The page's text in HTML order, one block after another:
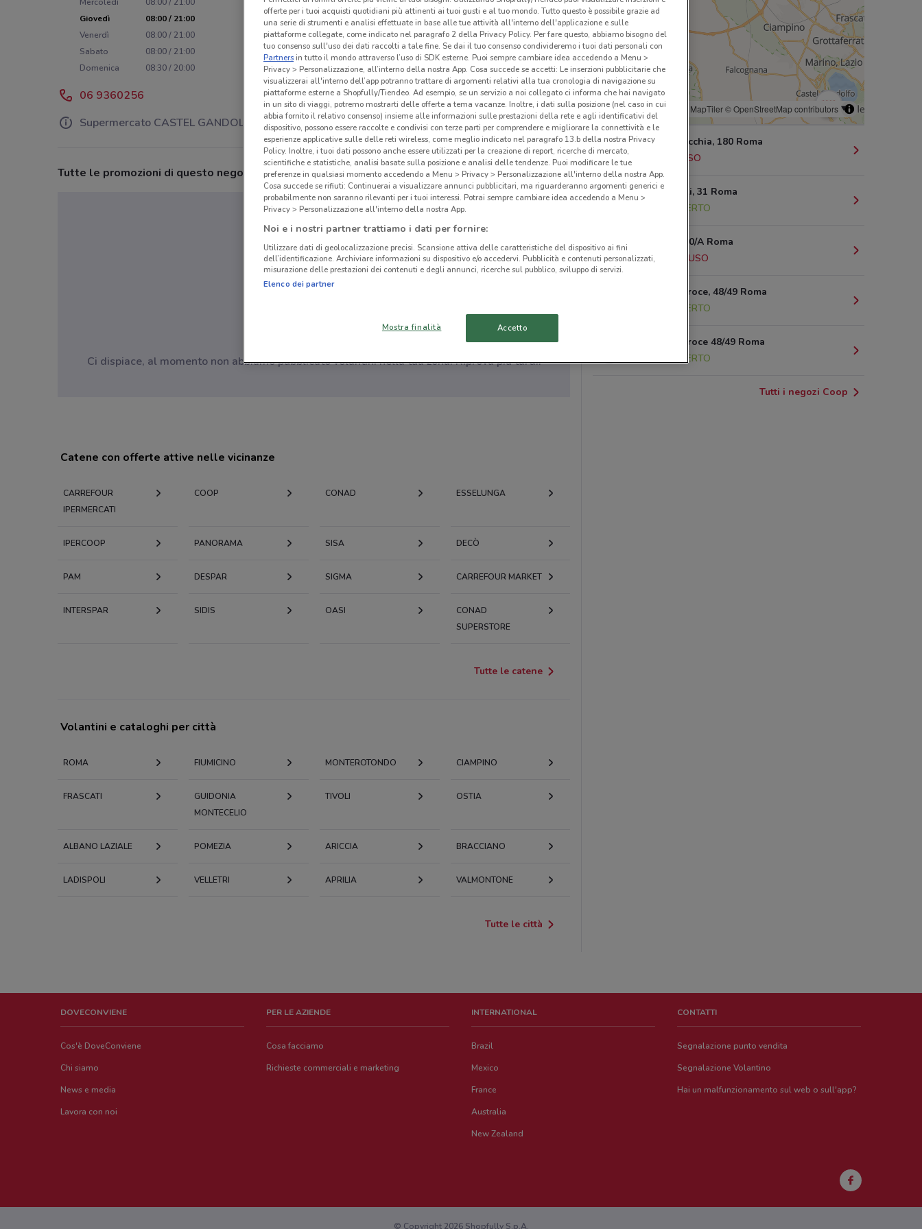
Giovedì
08:00 / 21:00
Venerdì
08:00 / 21:00
Sabato
08:00 / 21:00
Domenica
08:30 / 20:00
06 9360256
Supermercato CASTEL GANDOLFO
Tutte le promozioni di questo negozio
Ci dispiace, al momento non abbiamo pubblicato volantini nella tua zona. Riprova più tardi.
© MapTiler© OpenStreetMap contributors
Via Torrevecchia, 180 Roma
CHIUSO
Viale Parioli, 31 Roma
APERTO
Via Tacito 90/A Roma
3.2 km
CHIUSO
Via Della Croce, 48/49 Roma
APERTO
Via Della Croce 48/49 Roma
APERTO
Tutti i negozi Coop
Catene con offerte attive nelle vicinanze
CARREFOUR
IPERMERCATI
COOP CONAD ESSELUNGA
IPERCOOP PANORAMA SISA DECÒ
PAM DESPAR SIGMA CARREFOUR MARKET
INTERSPAR SIDIS OASI
CONAD
SUPERSTORE
Tutte le catene
Volantini e cataloghi per città
ROMA FIUMICINO MONTEROTONDO CIAMPINO
FRASCATI
GUIDONIA
MONTECELIO
TIVOLI OSTIA
ALBANO LAZIALE POMEZIA ARICCIA BRACCIANO
LADISPOLI VELLETRI APRILIA VALMONTONE
Tutte le città
DOVECONVIENE
Cos'è DoveConviene
Chi siamo
News e media
Lavora con noi
PER LE AZIENDE
Cosa facciamo
Richieste commerciali e marketing
INTERNATIONAL
Brazil
Mexico
France
Australia
New Zealand
CONTATTI
Segnalazione punto vendita
Segnalazione Volantino
Hai un malfunzionamento sul web o sull'app?
© Copyright 2026 Shopfully S.p.A.
offerte per i tuoi acquisti quotidiani più attinenti ai tuoi gusti e al tuo mondo. Tutto questo è possibile grazie ad
una serie di strumenti e analisi effettuate in base alle tue attività all'interno dell'applicazione e sulle
piattaforme collegate, come indicato nel paragrafo 2 della Privacy Policy. Per fare questo, abbiamo bisogno del
tuo consenso sull'uso dei dati raccolti a tale fine. Se dai il tuo consenso condivideremo i tuoi dati personali con
Partnersin tutto il mondo attraverso l’uso di SDK esterne. Puoi sempre cambiare idea accedendo a Menu >
Privacy > Personalizzazione, all’interno della nostra App. Cosa succede se accetti: Le inserzioni pubblicitarie che
visualizzerai all'interno dell’app potranno trattare di argomenti relativi alla tua cronologia di navigazione su
piattaforme esterne a Shopfully/Tiendeo. Ad esempio, se un servizio a noi collegato ci informa che hai navigato
in un sito di viaggi, potremo mostrarti delle offerte a tema vacanze. Inoltre, i dati sulla posizione (nel caso in cui
abbia fornito il relativo consenso) insieme alle informazioni sulle prestazioni della rete e agli identificativi del
dispositivo, possono essere raccolte e condivisi con terze parti per comprendere e migliorare la connettività e le
esperienze applicative sulle delle reti wireless, come meglio indicato nel paragrafo 13.b della nostra Privacy
Policy. Inoltre, i tuoi dati possono anche essere utilizzati per la creazione di report, ricerche di mercato,
scientifiche e statistiche, analisi basate sulla posizione e analisi delle tendenze. Puoi modificare le tue
preferenze in qualsiasi momento accedendo a Menu > Privacy > Personalizzazione all'interno della nostra App.
Cosa succede se rifiuti: Continuerai a visualizzare annunci pubblicitari, ma riguarderanno argomenti generici e
probabilmente non saranno rilevanti per i tuoi interessi. Potrai sempre cambiare idea accedendo a Menu >
Privacy > Personalizzazione all'interno della nostra App.
Noi e i nostri partner trattiamo i dati per fornire:
Utilizzare dati di geolocalizzazione precisi. Scansione attiva delle caratteristiche del dispositivo ai fini
dell’identificazione. Archiviare informazioni su dispositivo e/o accedervi. Pubblicità e contenuti personalizzati,
misurazione delle prestazioni dei contenuti e degli annunci, ricerche sul pubblico, sviluppo di servizi.
Elenco dei partner
Mostra finalità Accetto